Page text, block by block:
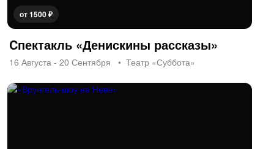
от 1500 ₽
Cпектакль «Денискины рассказы»
16 Августа - 20 Сентября Театр «Суббота»